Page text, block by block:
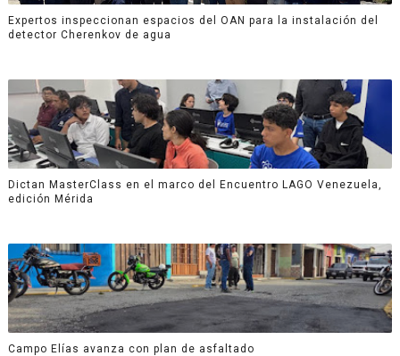
Expertos inspeccionan espacios del OAN para la instalación del
detector Cherenkov de agua
Dictan MasterClass en el marco del Encuentro LAGO Venezuela,
edición Mérida
Campo Elías avanza con plan de asfaltado